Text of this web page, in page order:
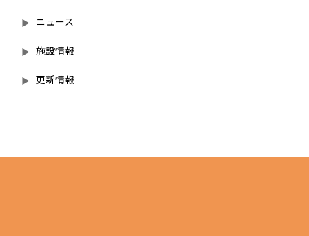
ニュース
施設情報
更新情報